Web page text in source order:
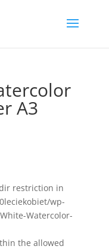
A3
restriction in
wp-
Watercolor-
the allowed